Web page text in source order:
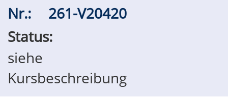
Nr.:
261-V20420
Status:
siehe
Kursbeschreibung